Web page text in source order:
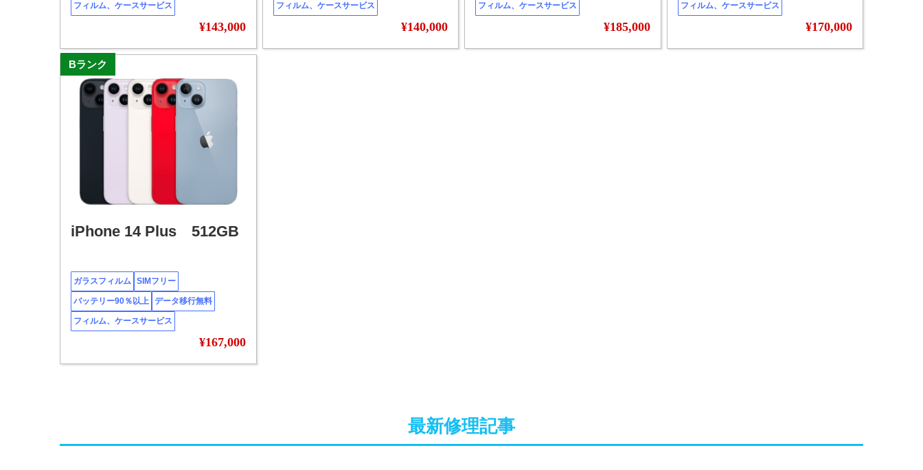
フィルム、ケースサービス
¥143,000
フィルム、ケースサービス
¥140,000
フィルム、ケースサービス
¥185,000
フィルム、ケースサービス
¥170,000
Bランク
iPhone 14 Plus 512GB
ガラスフィルム SIMフリー
バッテリー90％以上 データ移行無料
フィルム、ケースサービス
¥167,000
最新修理記事